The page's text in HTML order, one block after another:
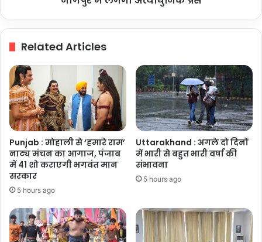
अत्याधुनिक
Related Articles
Punjab : मोहाली से ‘हमारे राम’
नाट्य मंचन का आगाज, पंजाब
में 41 शो कराएगी भगवंत मान
सरकार
5 hours ago
Uttarakhand : अगले दो दिनों
में भारी से बहुत भारी वर्षा की
संभावना
5 hours ago